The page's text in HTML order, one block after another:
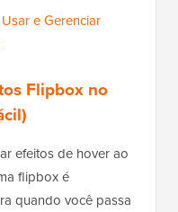
e Gerenciar
Flipbox no
efeitos de hover ao
flipbox é
quando você passa